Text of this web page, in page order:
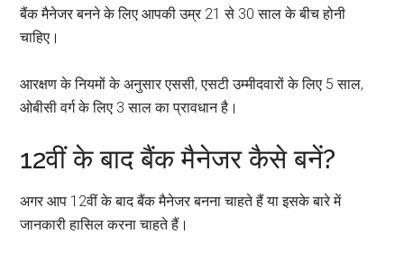
बैंक मैनेजर बनने के लिए आपकी उम्र 21 से 30 साल के बीच होनी
चाहिए।
आरक्षण के नियमों के अनुसार एससी, एसटी उम्मीदवारों के लिए 5 साल,
ओबीसी वर्ग के लिए 3 साल का प्रावधान है।
12वीं के बाद बैंक मैनेजर कैसे बनें?
अगर आप 12वीं के बाद बैंक मैनेजर बनना चाहते हैं या इसके बारे में
जानकारी हासिल करना चाहते हैं।